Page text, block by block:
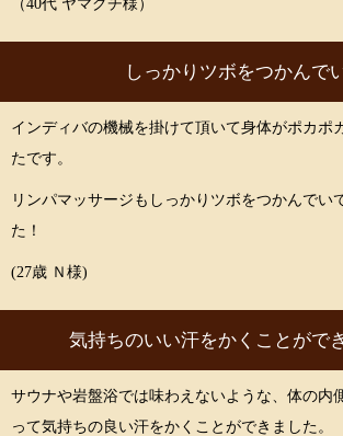
（40代 ヤマグチ様）
しっかりツボをつかんで
インディバの機械を掛けて頂いて身体がポカポ
たです。
リンパマッサージもしっかりツボをつかんでい
た！
(27歳 Ｎ様)
気持ちのいい汗をかくことがで
サウナや岩盤浴では味わえないような、体の内
って気持ちの良い汗をかくことができました。